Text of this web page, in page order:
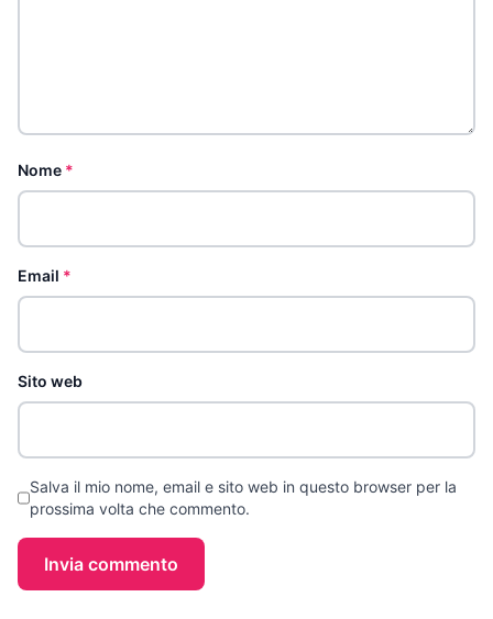
Nome *
Email *
Sito web
Salva il mio nome, email e sito web in questo browser per la
prossima volta che commento.
Invia commento